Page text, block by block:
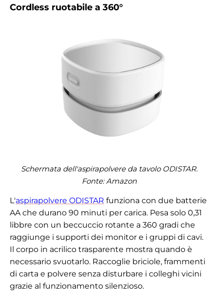
Cordless ruotabile a 360°
Schermata dell'aspirapolvere da tavolo ODISTAR.
Fonte: Amazon
L'aspirapolvere ODISTAR funziona con due batterie
AA che durano 90 minuti per carica. Pesa solo 0,31
libbre con un beccuccio rotante a 360 gradi che
raggiunge i supporti dei monitor e i gruppi di cavi.
Il corpo in acrilico trasparente mostra quando è
necessario svuotarlo. Raccoglie briciole, frammenti
di carta e polvere senza disturbare i colleghi vicini
grazie al funzionamento silenzioso.